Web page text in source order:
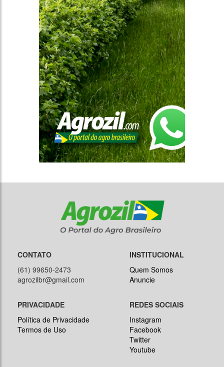
CONTATO
(61) 99650-2473
agrozilbr@gmail.com
INSTITUCIONAL
Quem Somos
Anuncie
PRIVACIDADE
Política de Privacidade
Termos de Uso
REDES SOCIAIS
Instagram
Facebook
Twitter
Youtube